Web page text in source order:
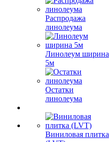
Распродажа
линолеума
Линолеум ширина
5м
Остатки
линолеума
Виниловая плитка